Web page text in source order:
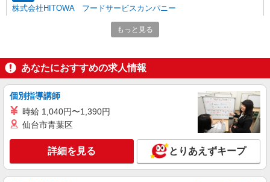
株式会社HITOWA フードサービスカンパニー
福祉施設での調理師【正社員】
月給26万1,500円〜29万2,500円 固定残業時間
万3,000円 ※給与は経験や前職給与に応じて決定
します。 賞与年2回
チャーム瀬田 （東京都世田谷区瀬田3丁目8－
21 ）
詳細を見る
正社員
株式会社HITOWA フードサービスカンパニー
福祉施設での調理師（チーフ候補）【正社員】
月給28万3,000円〜33万5,000円 固定残業時間
もっと見る
あなたにおすすめの求人情報
個別指導講師
時給 1,040円〜1,390円
仙台市青葉区
詳細を見る とりあえずキープ